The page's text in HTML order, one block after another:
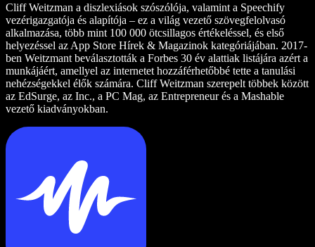
Cliff Weitzman a diszlexiások szószólója, valamint a Speechify
vezérigazgatója és alapítója – ez a világ vezető szövegfelolvasó
alkalmazása, több mint 100 000 ötcsillagos értékeléssel, és első
helyezéssel az App Store Hírek & Magazinok kategóriájában. 2017-
ben Weitzmant beválasztották a Forbes 30 év alattiak listájára azért a
munkájáért, amellyel az internetet hozzáférhetőbbé tette a tanulási
nehézségekkel élők számára. Cliff Weitzman szerepelt többek között
az EdSurge, az Inc., a PC Mag, az Entrepreneur és a Mashable
vezető kiadványokban.